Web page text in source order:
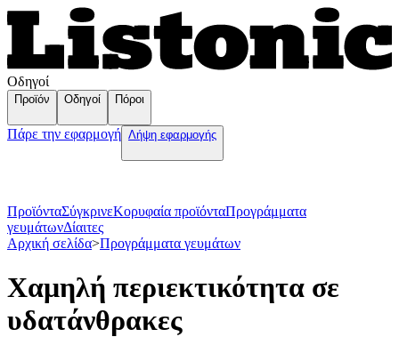
Οδηγοί
Προϊόν Οδηγοί Πόροι
Πάρε την εφαρμογή Λήψη εφαρμογής
ΠροϊόνταΣύγκρινεΚορυφαία προϊόνταПρογράμματα
γευμάτωνΔίαιτες
Αρχική σελίδα>Пρογράμματα γευμάτων
Χαμηλή περιεκτικότητα σε
υδατάνθρακες